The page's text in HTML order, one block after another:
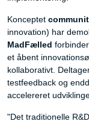
Konceptet
innovation) har
MadFælled
et åbent
kollaborativt.
testfeedback og
accelereret
"Det traditionelle